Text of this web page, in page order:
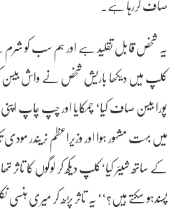
یہ شخص قابل تقلید ہے اور ہم سب کو
کلپ میں دیکھا باریش شخص نے واش بیسن
پورا بیسن صاف کیا‘ چمکایا اور چپ چاپ
میں بہت مشہور ہوا اور وزیراعظم نریندر
کے ساتھ شیئر کیا‘کلپ دیکھ کر لوگوں کا تاثر
پسندہو سکتے ہیں؟‘‘ یہ تاثر پڑھ کر میری